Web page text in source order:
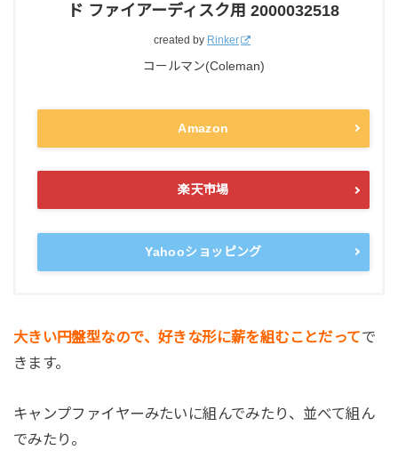
ド ファイアーディスク用 2000032518
created by Rinker
コールマン(Coleman)
Amazon
楽天市場
Yahooショッピング
大きい円盤型なので、好きな形に薪を組むことだってで
きます。
キャンプファイヤーみたいに組んでみたり、並べて組ん
でみたり。